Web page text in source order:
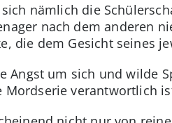
nämlich die
nach dem anderen
die dem Gesicht seines
Angst um sich und wilde
verantwortlich